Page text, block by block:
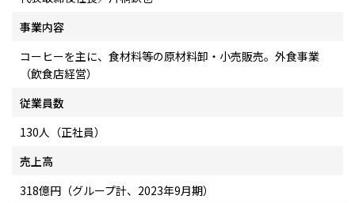
事業内容
コーヒーを主に、食材料等の原材料卸・小売販売。外食事業
（飲食店経営）
従業員数
130人（正社員）
売上高
318億円（グループ計、2023年9月期）